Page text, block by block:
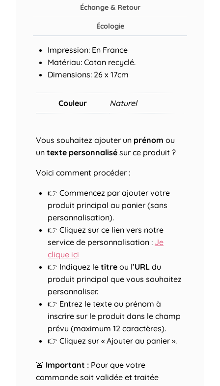
Échange & Retour
Écologie
Impression: En France
Matériau: Coton recyclé.
Dimensions: 26 x 17cm
Couleur Naturel
Vous souhaitez ajouter un prénom ou
un texte personnalisé sur ce produit ?
Voici comment procéder :
👉 Commencez par ajouter votre
produit principal au panier (sans
personnalisation).
👉 Cliquez sur ce lien vers notre
service de personnalisation : Je
clique ici
👉 Indiquez le titre ou l’URL du
produit principal que vous souhaitez
personnaliser.
👉 Entrez le texte ou prénom à
inscrire sur le produit dans le champ
prévu (maximum 12 caractères).
👉 Cliquez sur « Ajouter au panier ».
🚨 Important : Pour que votre
commande soit validée et traitée